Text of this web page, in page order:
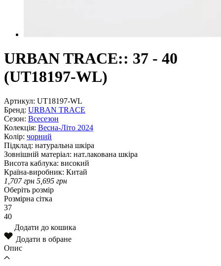
URBAN TRACE:: 37 - 40
(UT18197-WL)
Артикул: UT18197-WL
Бренд: URBAN TRACE
Сезон: Всесезон
Колекція: Весна-Літо 2024
Колір: чорний
Підклад: натуральна шкiра
Зовнішній матеріал: нат.лакована шкіра
Висота каблука: високий
Країна-виробник: Китай
1,707грн 5,695 грн
Оберіть розмір
Розмірна сітка
37
40
Додати до кошика
Додати в обране
Опис